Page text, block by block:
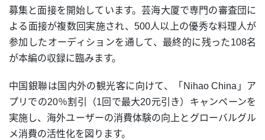
募集と面接を開始しています。芸海大厦で専門の審査団に
よる面接が複数回実施され、500人以上の優秀な料理人が
参加したオーディションを通して、最終的に残った108名
が本編の収録に臨みます。
中国銀聯は国内外の観光客に向けて、「Nihao China」ア
プリでの20％割引（1回で最大20元引き）キャンペーンを
実施し、海外ユーザーの消費体験の向上とグローバルグル
メ消費の活性化を図ります。